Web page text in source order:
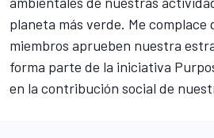
planeta más verde. Me complace
miembros aprueben nuestra
forma parte de la iniciativa
en la contribución social de